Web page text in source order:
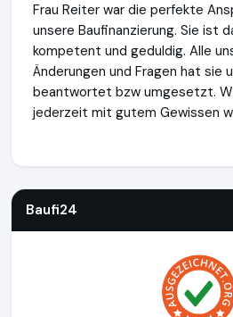
Frau Reiter war die perfekte
unsere Baufinanzierung. Sie ist
kompetent und geduldig. Alle
Änderungen und Fragen hat sie
beantwortet bzw umgesetzt.
jederzeit mit gutem Gewissen
Baufi24